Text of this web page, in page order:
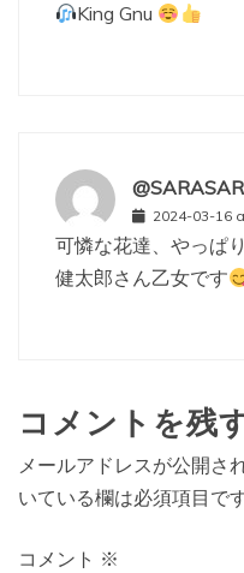
King Gnu
2024-03-16
可憐な花達、やっぱり
健太郎さん乙女です
コメントを残
メールアドレスが公開さ
いている欄は必須項目で
コメント ※